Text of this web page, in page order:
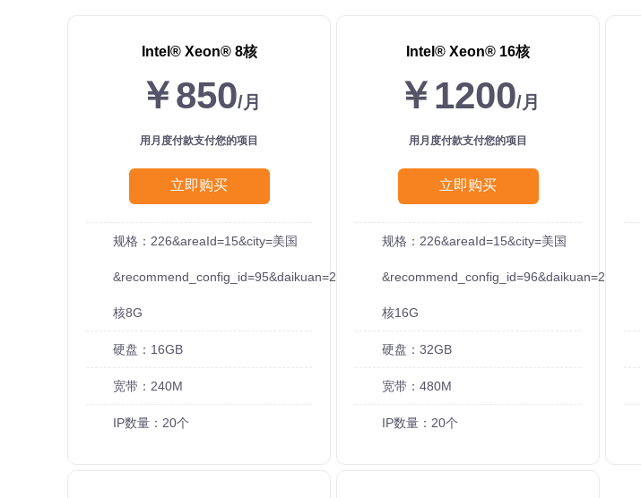
Intel®️ Xeon®️ 8核
￥850/月
用月度付款支付您的项目
立即购买
规格：226&areaId=15&city=美国
&recommend_config_id=95&daikuan=20
核8G
硬盘：16GB
宽带：240M
IP数量：20个
Intel®️ Xeon®️ 16核
￥1200/月
用月度付款支付您的项目
立即购买
规格：226&areaId=15&city=美国
&recommend_config_id=96&daikuan=20
核16G
硬盘：32GB
宽带：480M
IP数量：20个